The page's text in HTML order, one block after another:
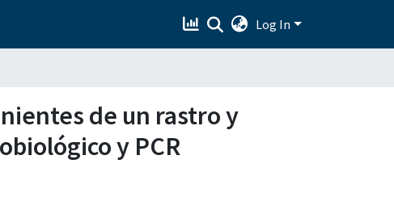
Log In
de un rastro y
y PCR